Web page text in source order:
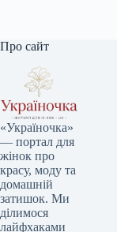
Про сайт
«Україночка»
— портал для
жінок про
красу, моду та
домашній
затишок. Ми
ділимося
лайфхаками